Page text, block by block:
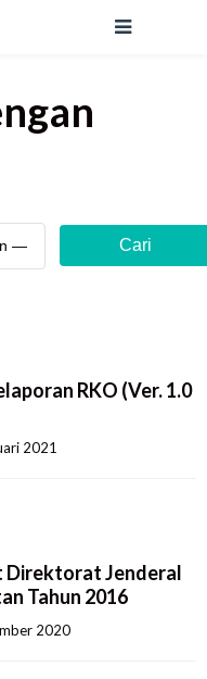
Cari
RKO (Ver. 1.0
2021
Direktorat Jenderal
Tahun 2016
2020